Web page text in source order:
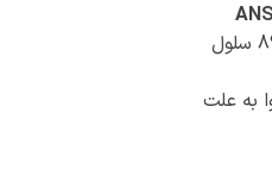
انجام دادیم. تعداد سلول های محاسباتی 898906 سلول
به علت